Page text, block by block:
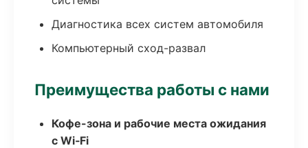
Диагностика всех систем автомобиля
Компьютерный сход-развал
Преимущества работы с нами
Кофе-зона и рабочие места ожидания
с Wi‑Fi